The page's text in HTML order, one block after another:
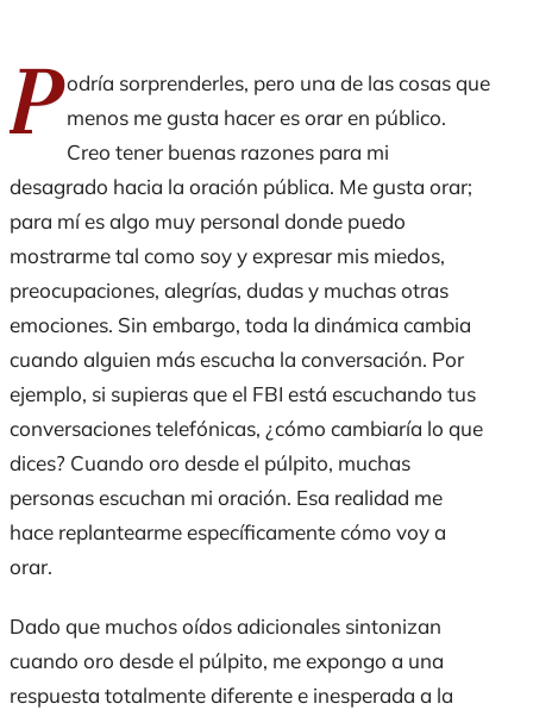
P odría sorprenderles, pero una de las cosas que
menos me gusta hacer es orar en público.
Creo tener buenas razones para mi
desagrado hacia la oración pública. Me gusta orar;
para mí es algo muy personal donde puedo
mostrarme tal como soy y expresar mis miedos,
preocupaciones, alegrías, dudas y muchas otras
emociones. Sin embargo, toda la dinámica cambia
cuando alguien más escucha la conversación. Por
ejemplo, si supieras que el FBI está escuchando tus
conversaciones telefónicas, ¿cómo cambiaría lo que
dices? Cuando oro desde el púlpito, muchas
personas escuchan mi oración. Esa realidad me
hace replantearme específicamente cómo voy a
orar.
Dado que muchos oídos adicionales sintonizan
cuando oro desde el púlpito, me expongo a una
respuesta totalmente diferente e inesperada a la